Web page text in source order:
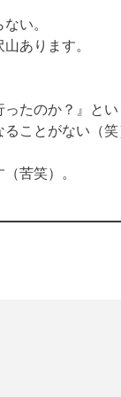
い。
あります。
たのか？』と
ことがない（笑
苦笑）。